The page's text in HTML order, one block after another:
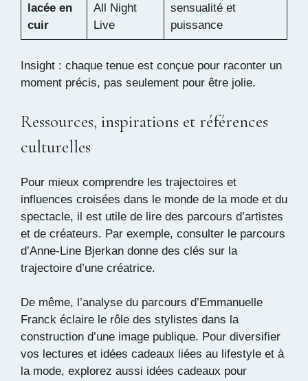
lacée en
cuir
All Night
Live
sensualité et
puissance
Insight : chaque tenue est conçue pour raconter un
moment précis, pas seulement pour être jolie.
Ressources, inspirations et références
culturelles
Pour mieux comprendre les trajectoires et
influences croisées dans le monde de la mode et du
spectacle, il est utile de lire des parcours d’artistes
et de créateurs. Par exemple, consulter le parcours
d’Anne-Line Bjerkan donne des clés sur la
trajectoire d’une créatrice.
De même, l’analyse du parcours d’Emmanuelle
Franck éclaire le rôle des stylistes dans la
construction d’une image publique. Pour diversifier
vos lectures et idées cadeaux liées au lifestyle et à
la mode, explorez aussi idées cadeaux pour